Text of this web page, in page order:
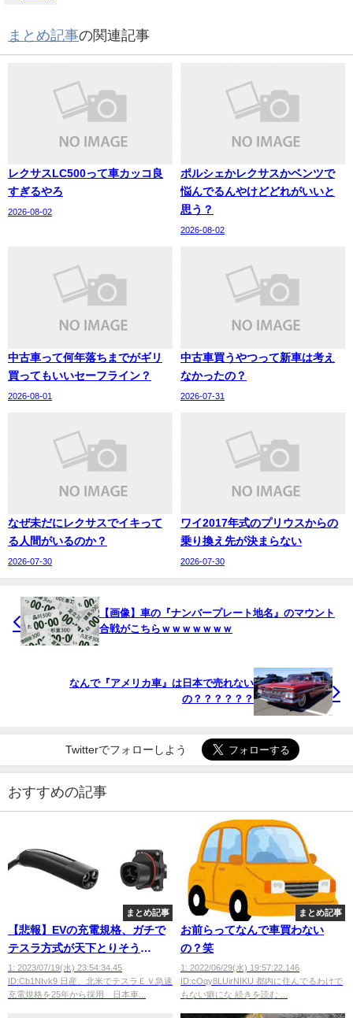
まとめ記事の関連記事
レクサスLC500って車カッコ良
すぎるやろ
2026-08-02
ポルシェかレクサスかベンツで
悩んでるんやけどどれがいいと
思う？
2026-08-02
中古車って何年落ちまでがギリ
買ってもいいセーフライン？
2026-08-01
中古車買うやつって新車は考え
なかったの？
2026-07-31
なぜ未だにレクサスでイキって
る人間がいるのか？
2026-07-30
ワイ2017年式のプリウスからの
乗り換え先が決まらない
2026-07-30
【画像】車の『ナンバープレート地名』のマウント
合戦がこちらｗｗｗｗｗｗｗ
なんで『アメリカ車』は日本で売れない
の？？？？？？
Twitterでフォローしよう
おすすめの記事
まとめ記事
【悲報】EVの充電規格、ガチで
テスラ方式が天下とりそう
wwwwww
1: 2023/07/19(水) 23:54:34.45
ID:Cb1NIvk9 日産、北米でテスラＥＶ急速
充電規格を25年から採用 日本車...
まとめ記事
お前らってなんで車買わない
の？笑
1: 2022/06/29(水) 19:57:22.146
ID:cOqy8LUirNIKU 都内に住んでるわけで
もない癖にな 続きを読む ...